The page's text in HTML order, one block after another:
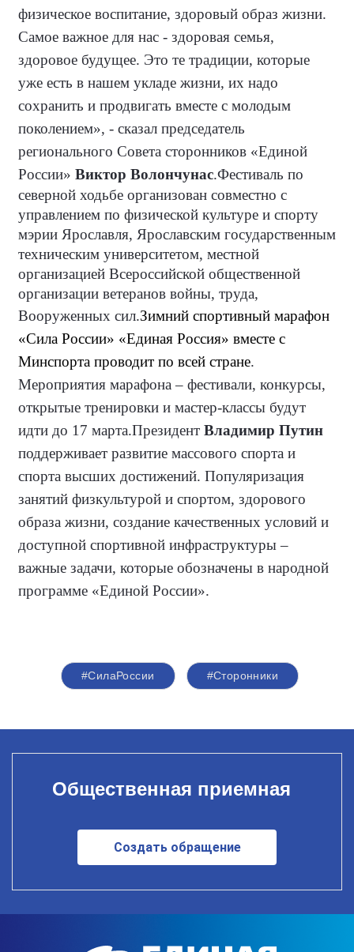
физическое воспитание, здоровый образ жизни.
Самое важное для нас - здоровая семья,
здоровое будущее. Это те традиции, которые
уже есть в нашем укладе жизни, их надо
сохранить и продвигать вместе с молодым
поколением», - сказал председатель
регионального Совета сторонников «Единой
России» Виктор Волончунас.Фестиваль по
северной ходьбе организован совместно с
управлением по физической культуре и спорту
мэрии Ярославля, Ярославским государственным
техническим университетом, местной
организацией Всероссийской общественной
организации ветеранов войны, труда,
Вооруженных сил.Зимний спортивный марафон
«Сила России» «Единая Россия» вместе с
Минспорта проводит по всей стране.
Мероприятия марафона – фестивали, конкурсы,
открытые тренировки и мастер-классы будут
идти до 17 марта.Президент Владимир Путин
поддерживает развитие массового спорта и
спорта высших достижений. Популяризация
занятий физкультурой и спортом, здорового
образа жизни, создание качественных условий и
доступной спортивной инфраструктуры –
важные задачи, которые обозначены в народной
программе «Единой России».
#СилаРоссии #Сторонники
Общественная приемная
Создать обращение